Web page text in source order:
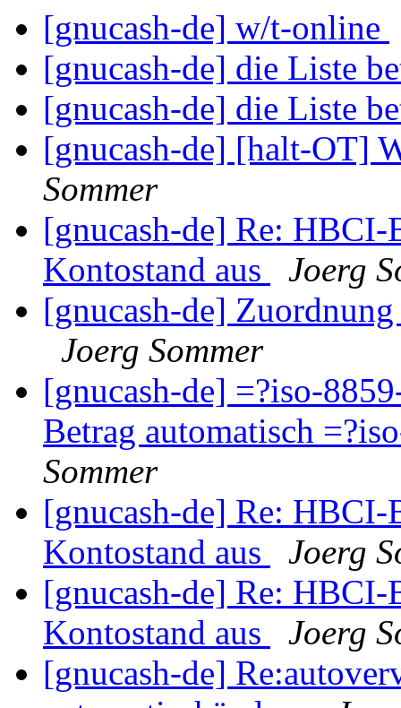
[gnucash-de] w/t-online
[gnucash-de] die Liste
[gnucash-de] die Liste
[gnucash-de] [halt-OT]
Sommer
[gnucash-de] Re:
Kontostand aus
Joerg
[gnucash-de]
Joerg Sommer
[gnucash-de] =?iso-
Betrag automatisch
Sommer
[gnucash-de] Re:
Kontostand aus
Joerg
[gnucash-de] Re:
Kontostand aus
Joerg
[gnucash-de]